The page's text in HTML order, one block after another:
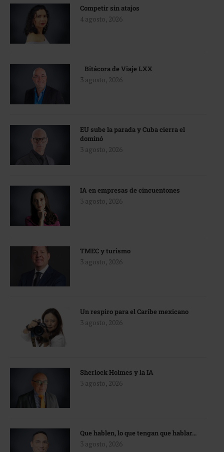
Competir sin atajos
4 agosto, 2026
Bitácora de Viaje LXX
3 agosto, 2026
EU sube la parada y Cuba cierra el
dominó
3 agosto, 2026
IA en empresas de cincuentones
3 agosto, 2026
TMEC y turismo
3 agosto, 2026
Un respiro para el Caribe mexicano
3 agosto, 2026
Sherlock Holmes y la IA
3 agosto, 2026
Que hablen, lo que tengan que hablar…
3 agosto, 2026